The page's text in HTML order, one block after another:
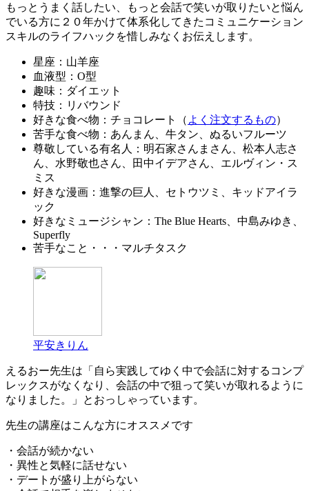
もっとうまく話したい、もっと会話で笑いが取りたいと悩ん
でいる方に２０年かけて体系化してきたコミュニケーション
スキルのライフハックを惜しみなくお伝えします。
星座：山羊座
血液型：O型
趣味：ダイエット
特技：リバウンド
好きな食べ物：チョコレート（ よく注文するもの）
苦手な食べ物：あんまん、牛タン、ぬるいフルーツ
尊敬している有名人：明石家さんまさん、松本人志さ
ん、水野敬也さん、田中イデアさん、エルヴィン・ス
ミス
好きな漫画：進撃の巨人、セトウツミ、キッドアイラ
ック
好きなミュージシャン：The Blue Hearts、中島みゆき、
Superfly
苦手なこと・・・マルチタスク
平安きりん
えるおー先生は「自ら実践してゆく中で会話に対するコンプ
レックスがなくなり、会話の中で狙って笑いが取れるように
なりました。」とおっしゃっています。
先生の講座はこんな方にオススメです
・会話が続かない
・異性と気軽に話せない
・デートが盛り上がらない